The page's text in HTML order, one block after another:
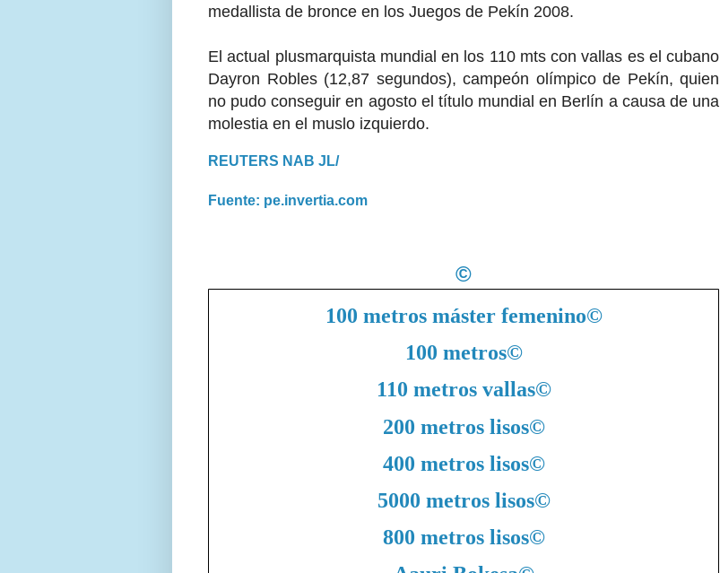
medallista de bronce en los Juegos de Pekín 2008.
El actual plusmarquista mundial en los 110 mts con vallas es el cubano
Dayron Robles (12,87 segundos), campeón olímpico de Pekín, quien
no pudo conseguir en agosto el título mundial en Berlín a causa de una
molestia en el muslo izquierdo.
REUTERS NAB JL/
Fuente: pe.invertia.com
©
100 metros máster femenino©
100 metros©
110 metros vallas©
200 metros lisos©
400 metros lisos©
5000 metros lisos©
800 metros lisos©